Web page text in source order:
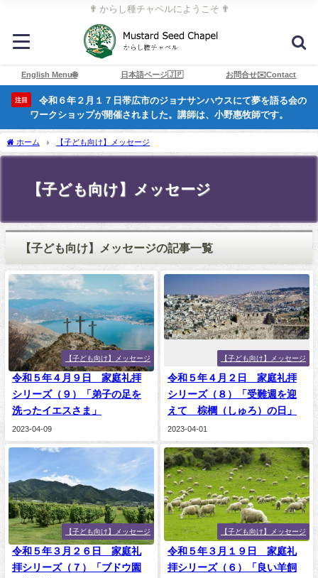
✟ からし種チャペルにようこそ ✟
English Menu🌐 日本語ページ🇯🇵 お問合せ✉️Contact
注目
令和６年２月１７日帯広市のジョナサンハウスにて夢を語る会の
ワークショップが開催されました。講師は、小野惠牧師です。
ホーム 【子ども向け】メッセージ
【子ども向け】メッセージ
【子ども向け】メッセージの記事一覧
【子ども向け】メッセージ
令和５年４月９日 家庭礼拝
シリーズ（９）「弟子の足を
洗ったイエスさま」
2023-04-09
【子ども向け】メッセージ
令和５年４月２日 家庭礼拝
シリーズ（８）「受難週を迎
えて 棕櫚（しゅろ）の日」
2023-04-01
【子ども向け】メッセージ
令和５年３月２６日 家庭礼
拝シリーズ（７）「ブドウ園
【子ども向け】メッセージ
令和５年３月１９日 家庭礼
拝シリーズ（６）「良い羊飼